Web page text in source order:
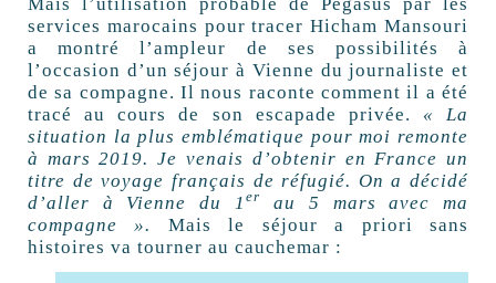
services marocains pour tracer Hicham Mansouri
a montré l’ampleur de ses possibilités à
l’occasion d’un séjour à Vienne du journaliste et
de sa compagne. Il nous raconte comment il a été
tracé au cours de son escapade privée. «
La
situation la plus emblématique pour moi remonte
à mars 2019. Je venais d’obtenir en France un
titre de voyage français de réfugié. On a décidé
d’aller à Vienne du 1er
au 5 mars avec ma
compagne
».
Mais le séjour a priori sans
histoires va tourner au cauchemar :